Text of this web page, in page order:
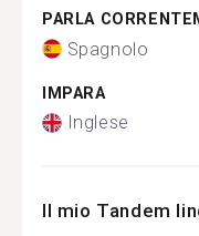
PARLA
Spagnolo
IMPARA
Inglese
Il mio Tandem